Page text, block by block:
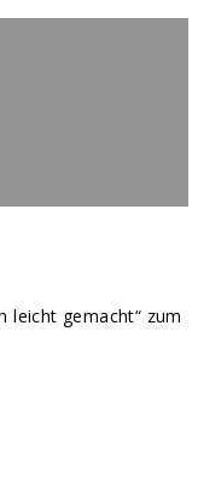
leicht gemacht“ zum